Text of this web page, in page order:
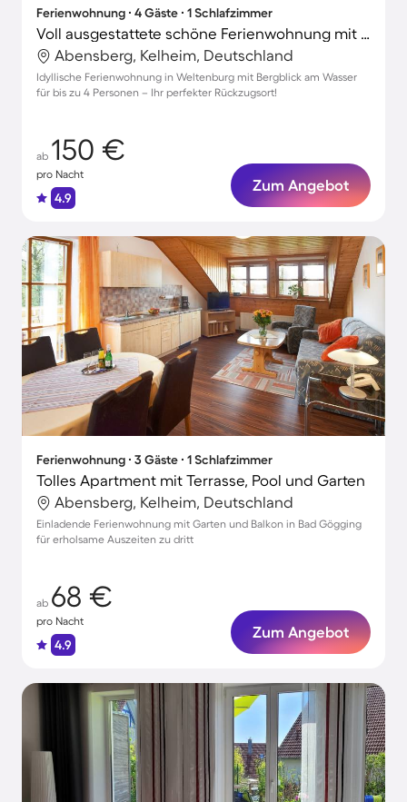
Ferienwohnung ∙ 4 Gäste ∙ 1 Schlafzimmer
Voll ausgestattete schöne Ferienwohnung mit Grill, Garten und Terrasse | Bergblick | Strand in der Nähe | Perfekt für die Arbeit von Zuhause
Abensberg, Kelheim, Deutschland
Idyllische Ferienwohnung in Weltenburg mit Bergblick am Wasser
für bis zu 4 Personen – Ihr perfekter Rückzugsort!
ab 150 €
pro Nacht
4.9
Zum Angebot
Ferienwohnung ∙ 3 Gäste ∙ 1 Schlafzimmer
Tolles Apartment mit Terrasse, Pool und Garten
Abensberg, Kelheim, Deutschland
Einladende Ferienwohnung mit Garten und Balkon in Bad Gögging
für erholsame Auszeiten zu dritt
ab 68 €
pro Nacht
4.9
Zum Angebot